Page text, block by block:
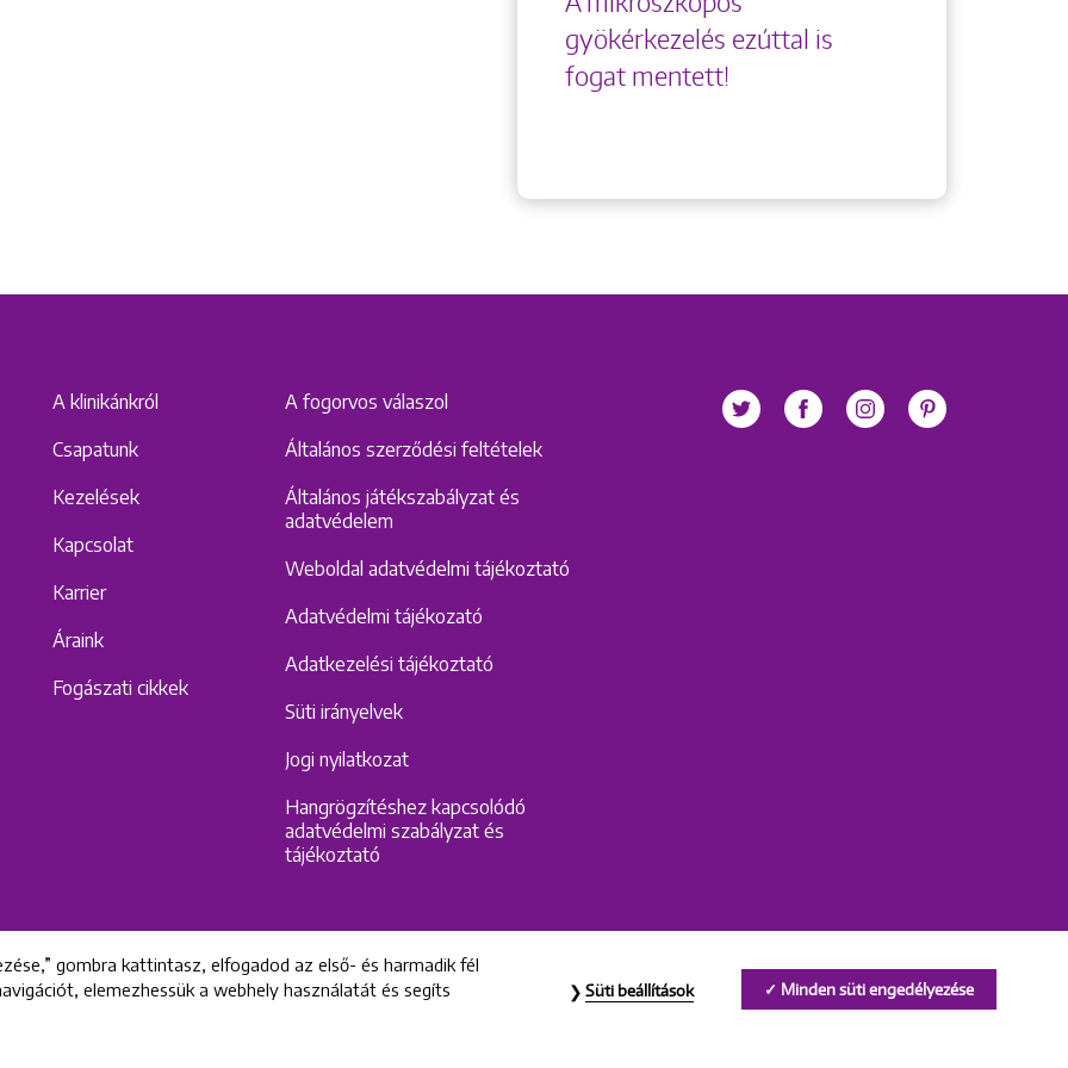
gyökérkezelés ezúttal is
fogat mentett!
A klinikánkról
Csapatunk
Kezelések
Kapcsolat
Karrier
Áraink
Fogászati cikkek
A fogorvos válaszol
Általános szerződési feltételek
Általános játékszabályzat és
adatvédelem
Weboldal adatvédelmi tájékoztató
Adatvédelmi tájékozató
Adatkezelési tájékoztató
Süti irányelvek
Jogi nyilatkozat
Hangrögzítéshez kapcsolódó
adatvédelmi szabályzat és
tájékoztató
All rights reserved © 2022 Uniklinik Dental and Implant Center
gombra kattintasz, elfogadod az első- és harmadik fél
elemezhessük a webhely használatát és segíts
Minden süti engedélyezése
Süti beállítások